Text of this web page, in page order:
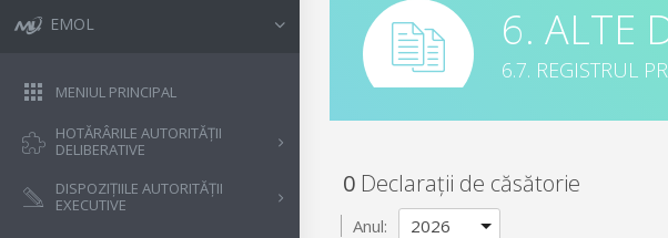
EMOL
MENIUL PRINCIPAL
HOTĂRÂRILE AUTORITĂȚII
DELIBERATIVE
DISPOZIȚIILE AUTORITĂȚII
EXECUTIVE
6. ALTE
6.7. REGISTRUL
0 Declarații de căsătorie
Anul: